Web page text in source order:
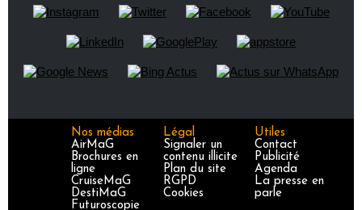
Nos médias
AirMaG
Brochures en
ligne
CruiseMaG
DestiMaG
Futuroscopie
Légal
Signaler un
contenu illicite
Plan du site
RGPD
Cookies
Utiles
Contact
Publicité
Agenda
La presse en
parle